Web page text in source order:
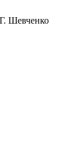
Шевченко